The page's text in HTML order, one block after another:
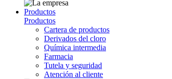
Productos
Productos
Cartera de productos
Derivados del cloro
Química intermedia
Farmacia
Tutela y seguridad
Atención al cliente